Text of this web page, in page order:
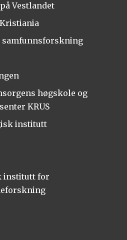
Vestlandet
høgskole og
KRUS
institutt
institutt for